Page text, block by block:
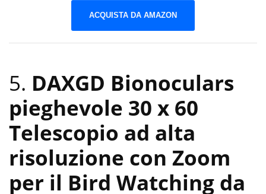
ACQUISTA DA AMAZON
5. DAXGD Bionoculars
pieghevole 30 x 60
Telescopio ad alta
risoluzione con Zoom
per il Bird Watching da